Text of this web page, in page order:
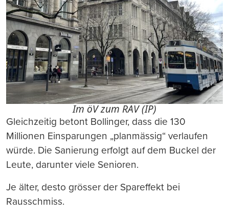
Im öV zum RAV (IP)
Gleichzeitig betont Bollinger, dass die 130
Millionen Einsparungen „planmässig“ verlaufen
würde. Die Sanierung erfolgt auf dem Buckel der
Leute, darunter viele Senioren.
Je älter, desto grösser der Spareffekt bei
Rausschmiss.